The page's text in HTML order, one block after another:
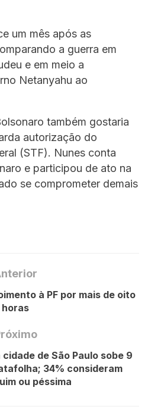
um mês após as
a guerra em
e em meio a
Netanyahu ao
também gostaria
autorização do
(STF). Nunes conta
e participou de ato na
se comprometer demais
à PF por mais de oito
horas
de São Paulo sobe 9
34% consideram
ou péssima